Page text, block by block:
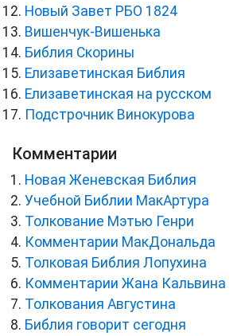
Новый Завет РБО 1824
Вишенчук-Вишенька
Библия Скорины
Елизаветинская Библия
Елизаветинская на русском
Подстрочник Винокурова
Комментарии
Новая Женевская Библия
Учебной Библии МакАртура
Толкование Мэтью Генри
Комментарии МакДональда
Толковая Библия Лопухина
Комментарии Жана Кальвина
Толкования Августина
Библия говорит сегодня